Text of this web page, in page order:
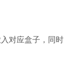
对应盒子，同时